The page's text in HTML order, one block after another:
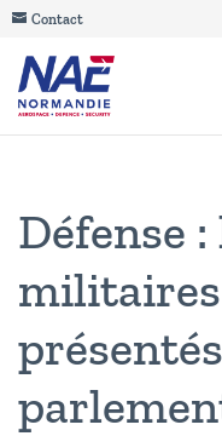
Contact
Défense
militaires